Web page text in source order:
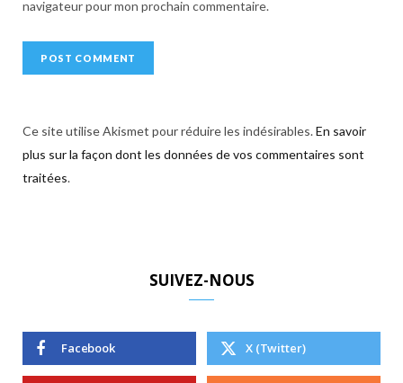
navigateur pour mon prochain commentaire.
Ce site utilise Akismet pour réduire les indésirables.En savoir
plus sur la façon dont les données de vos commentaires sont
traitées.
SUIVEZ-NOUS
Facebook X (Twitter)